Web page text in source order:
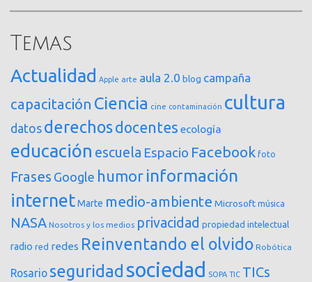
Temas
Actualidad Apple arte aula 2.0 blog campaña
capacitación Ciencia cine contaminación cultura
datos derechosdocentes ecología
educación escuela Espacio Facebook foto
Frases Google humor información
internetMarte medio-ambiente Microsoft música
NASA Nosotros y los medios privacidad propiedad intelectual
radio red redes Reinventando el olvido Robótica
Rosario seguridad sociedad SOPA TIC TICs